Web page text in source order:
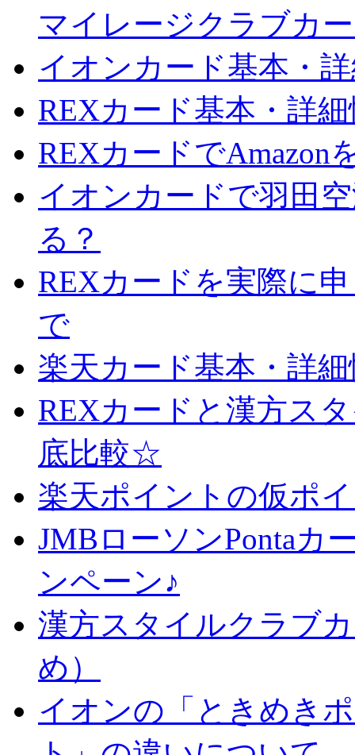
マイレージクラブカ
イオンカード基本・
REXカード基本・詳
REXカードでAmazon
イオンカードで羽田
る？
REXカードを実際に
で
楽天カード基本・詳
REXカードと漢方ス
底比較☆
楽天ポイントの仮ポ
JMBローソンPontaカ
ンペーン♪
漢方スタイルクラブ
め）
イオンの「ときめき